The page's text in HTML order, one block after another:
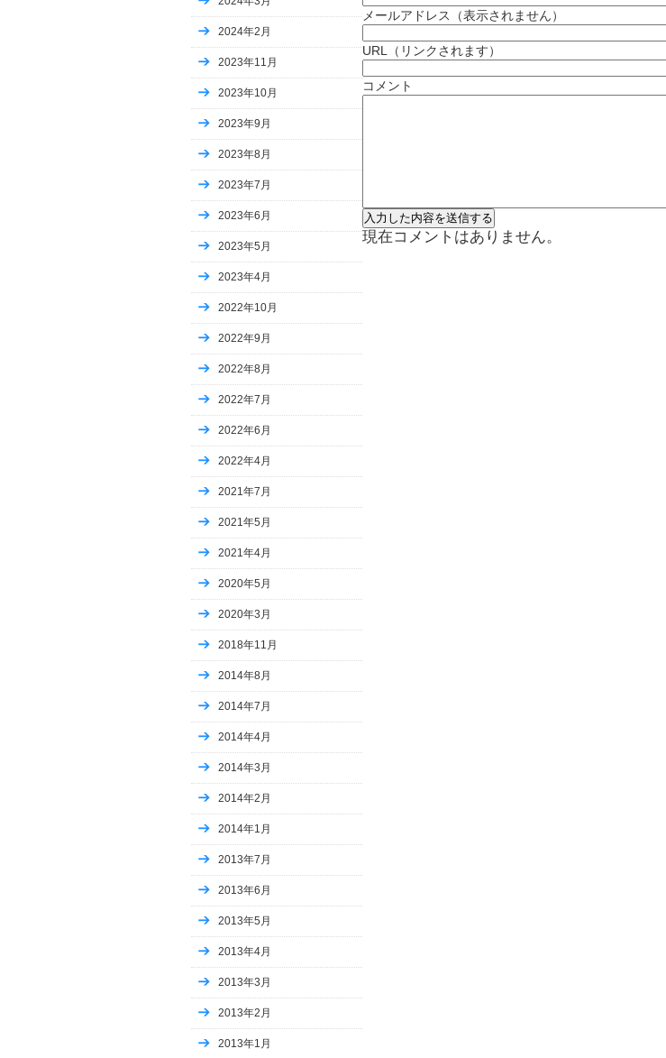
2024年2月
2023年11月
2023年10月
2023年9月
2023年8月
2023年7月
2023年6月
2023年5月
2023年4月
2022年10月
2022年9月
2022年8月
2022年7月
2022年6月
2022年4月
2021年7月
2021年5月
2021年4月
2020年5月
2020年3月
2018年11月
2014年8月
2014年7月
2014年4月
2014年3月
2014年2月
2014年1月
2013年7月
2013年6月
2013年5月
2013年4月
2013年3月
2013年2月
2013年1月
メールアドレス（表示されません）
URL（リンクされます）
コメント
現在コメントはありません。
Uncategorized
Business, Article Marketing
Uncategorized
Uncategorized
Uncategorized
Uncategorized
Uncategorized
Uncategorized
Uncategorized
Uncategorized
Uncategorized
Uncategorized
Uncategorized
Uncategorized
Uncategorized
Uncategorized
Uncategorized
Uncategorized
Uncategorized
Uncategorized
Uncategorized
Uncategorized
Uncategorized
Uncategorized
Uncategorized
Uncategorized
Uncategorized
Uncategorized
Uncategorized
Business, Advertising
Internet Business, Blogging
home and family
시지치과
시지치과
ugly christmas sweater day 2023
casino
national chicken wing day 2023
national pierogi day 2023
Business, Small Business
Computers, Games
Internet Business, Web Design
動画
趣味
etc・・・